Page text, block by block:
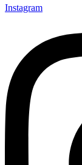
Instagram